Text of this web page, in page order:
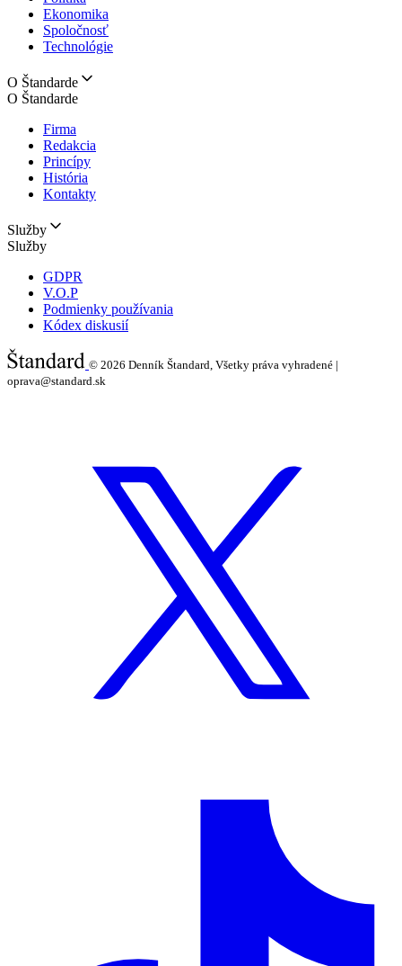
Ekonomika
Spoločnosť
Technológie
O Štandarde
O Štandarde
Firma
Redakcia
Princípy
História
Kontakty
Služby
Služby
GDPR
V.O.P
Podmienky používania
Kódex diskusií
© 2026 Denník Štandard, Všetky práva vyhradené |
oprava@standard.sk